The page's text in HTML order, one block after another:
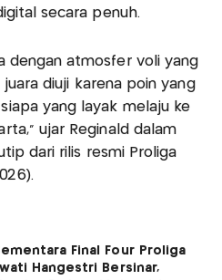
secara penuh.
dengan atmosfer voli yang
juara diuji karena poin yang
yang layak melaju ke
ujar Reginald dalam
dari rilis resmi Proliga
Final Four Proliga
Hangestri Bersinar,